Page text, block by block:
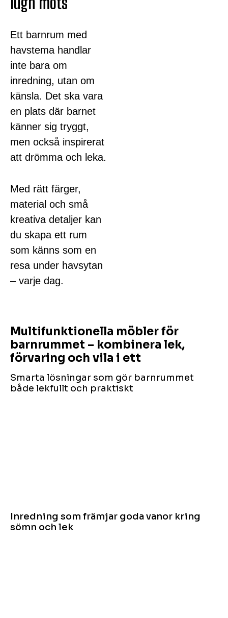
Ett barnrum med
havstema handlar
inte bara om
inredning, utan om
känsla. Det ska vara
en plats där barnet
känner sig tryggt,
men också inspirerat
att drömma och leka.
Med rätt färger,
material och små
kreativa detaljer kan
du skapa ett rum
som känns som en
resa under havsytan
– varje dag.
Multifunktionella möbler för
barnrummet – kombinera lek,
förvaring och vila i ett
Smarta lösningar som gör barnrummet
både lekfullt och praktiskt
Inredning som främjar goda vanor kring
sömn och lek